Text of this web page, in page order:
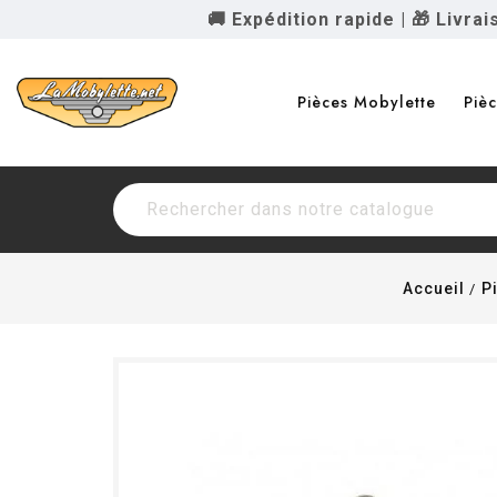
🚚 Expédition rapide | 🎁
Pièces Mobylette
Accueil